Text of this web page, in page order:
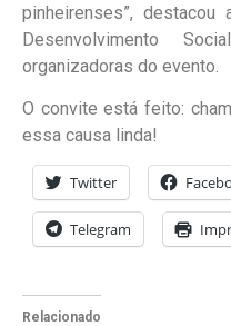
pinheirenses”,
Desenvolvimento
organizadoras do evento.
O convite está feito:
essa causa linda!
Twitter
Telegram
Relacionado